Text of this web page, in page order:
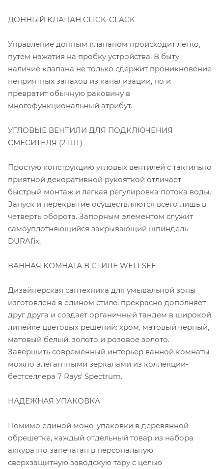
ДОННЫЙ КЛАПАН CLICK-CLACK
Управление донным клапаном происходит легко,
путем нажатия на пробку устройства. В быту
наличие клапана не только сдержит проникновение
неприятных запахов из канализации, но и
превратит обычную раковину в
многофункциональный атрибут.
УГЛОВЫЕ ВЕНТИЛИ ДЛЯ ПОДКЛЮЧЕНИЯ
СМЕСИТЕЛЯ (2 ШТ)
Простую конструкцию угловых вентилей с тактильно
приятной декоративной рукояткой отличает
быстрый монтаж и легкая регулировка потока воды.
Запуск и перекрытие осуществляются всего лишь в
четверть оборота. Запорным элементом служит
самоуплотняющийся закрывающий шпиндель
DURAfix.
ВАННАЯ КОМНАТА В СТИЛЕ WELLSEE
Дизайнерская сантехника для умывальной зоны
изготовлена в едином стиле, прекрасно дополняет
друг друга и создает органичный тандем в широкой
линейке цветовых решений: хром, матовый черный,
матовый белый, золото и розовое золото.
Завершить современный интерьер ванной комнаты
можно элегантными зеркалами из коллекции-
бестселлера 7 Rays' Spectrum.
НАДЕЖНАЯ УПАКОВКА
Помимо единой моно-упаковки в деревянной
обрешетке, каждый отдельный товар из набора
аккуратно запечатан в персональную
сверхзащитную заводскую тару с целью